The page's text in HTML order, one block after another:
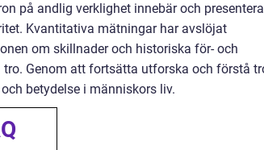
på andlig verklighet innebär och
Kvantitativa mätningar har avslöjat
om skillnader och historiska för- och
Genom att fortsätta utforska och förstå
betydelse i människors liv.